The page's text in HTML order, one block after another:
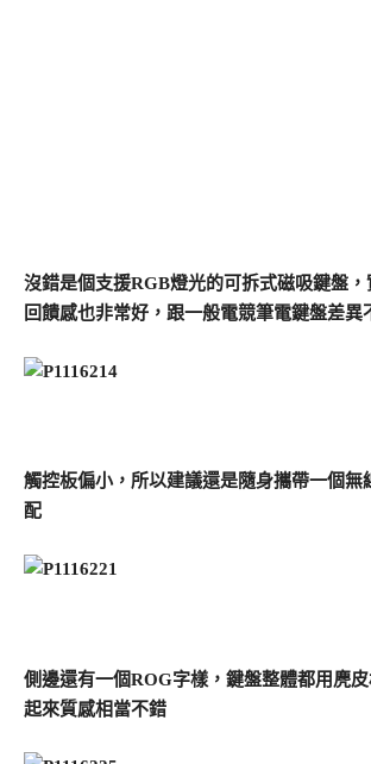
沒錯是個支援RGB燈光的可拆式磁吸鍵盤
回饋感也非常好，跟一般電競筆電鍵盤差異
觸控板偏小，所以建議還是隨身攜帶一個無
配
側邊還有一個ROG字樣，鍵盤整體都用麂
起來質感相當不錯